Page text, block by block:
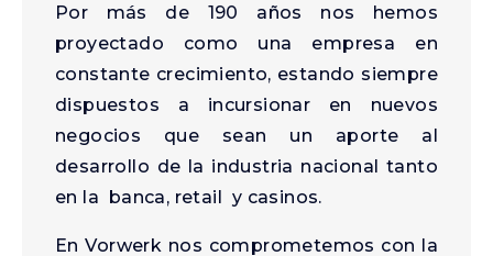
Por más de 190 años nos hemos
proyectado como una empresa en
constante crecimiento, estando siempre
dispuestos a incursionar en nuevos
negocios que sean un aporte al
desarrollo de la industria nacional tanto
en la banca, retail y casinos.
En Vorwerk nos comprometemos con la